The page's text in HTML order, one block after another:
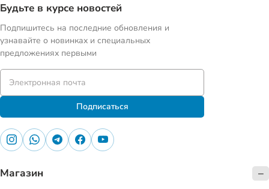
Будьте в курсе новостей
Подпишитесь на последние обновления и
узнавайте о новинках и специальных
предложениях первыми
Подписаться
Магазин